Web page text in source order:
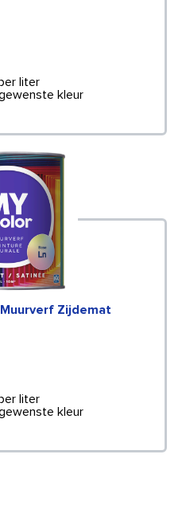
liter
kleur
Zijdemat
liter
kleur